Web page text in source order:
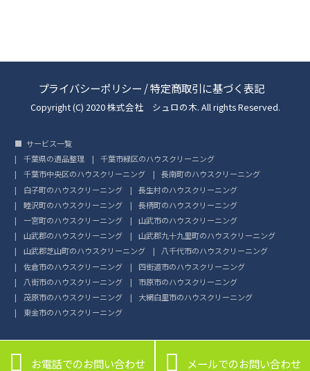
プライバシーポリシー /特定商取引に基づく表記
Copyright (C) 2020 株式会社 シュロの木. All rights Reserved.
サービス一覧
千葉県の遺品整理
千葉市緑区のハウスクリーニング
千葉市中央区のハウスクリーニング
長南町のハウスクリーニング
白子町のハウスクリーニング
長生村のハウスクリーニング
睦沢町のハウスクリーニング
長柄町のハウスクリーニング
一宮町のハウスクリーニング
山武市のハウスクリーニング
山武郡のハウスクリーニング
山武郡九十九里町のハウスクリーニング
山武郡芝山町のハウスクリーニング
八千代市のハウスクリーニング
佐倉市のハウスクリーニング
四街道市のハウスクリーニング
八街市のハウスクリーニング
市原市のハウスクリーニング
茂原市のハウスクリーニング
大網白里市のハウスクリーニング
東金市のハウスクリーニング
 お電話でのお問い合わせ  メールでのお問い合わせ